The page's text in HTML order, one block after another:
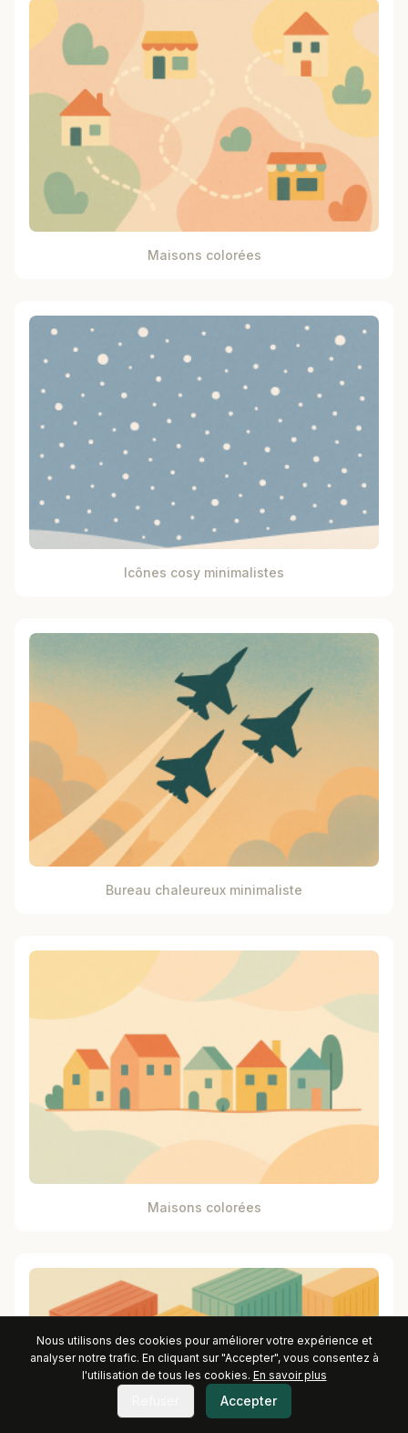
Maisons colorées
Icônes cosy minimalistes
Bureau chaleureux minimaliste
Maisons colorées
Nous utilisons des cookies pour améliorer votre expérience et
analyser notre trafic. En cliquant sur "Accepter", vous consentez à
l'utilisation de tous les cookies. En savoir plus
Accepter